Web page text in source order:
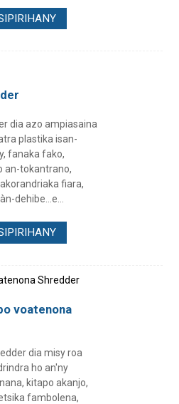
dia azo ampiasaina
plastika isan-
fanaka fako,
an-tokantrano,
fiara,
dehibe...e...
voatenona
dia misy roa
ho an'ny
kitapo akanjo,
fambolena,